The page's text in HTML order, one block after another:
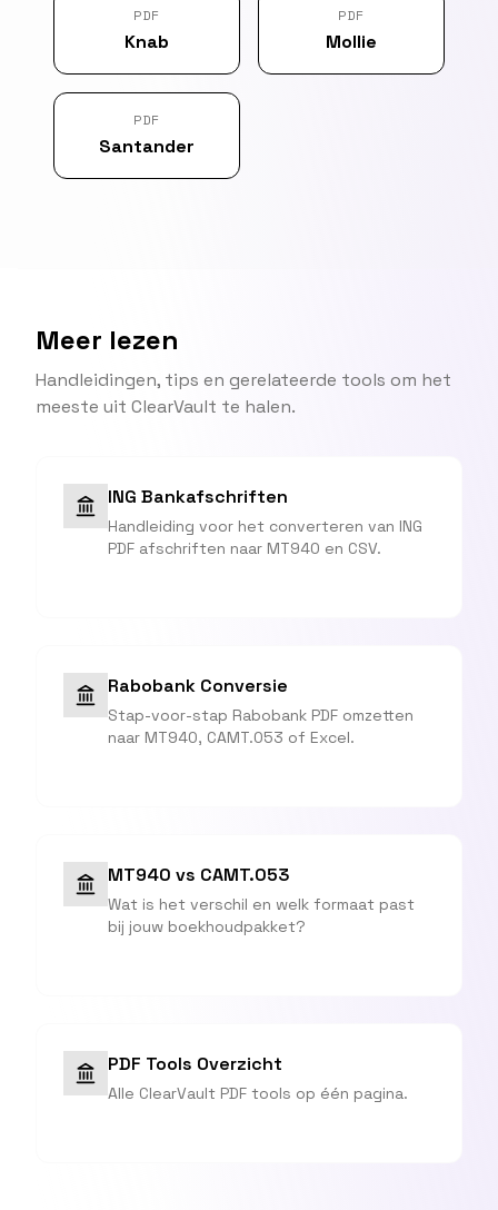
PDF
Knab
PDF
Mollie
PDF
Santander
Meer lezen
Handleidingen, tips en gerelateerde tools om het
meeste uit ClearVault te halen.
ING Bankafschriften
Handleiding voor het converteren van ING
PDF afschriften naar MT940 en CSV.
Rabobank Conversie
Stap-voor-stap Rabobank PDF omzetten
naar MT940, CAMT.053 of Excel.
MT940 vs CAMT.053
Wat is het verschil en welk formaat past
bij jouw boekhoudpakket?
PDF Tools Overzicht
Alle ClearVault PDF tools op één pagina.